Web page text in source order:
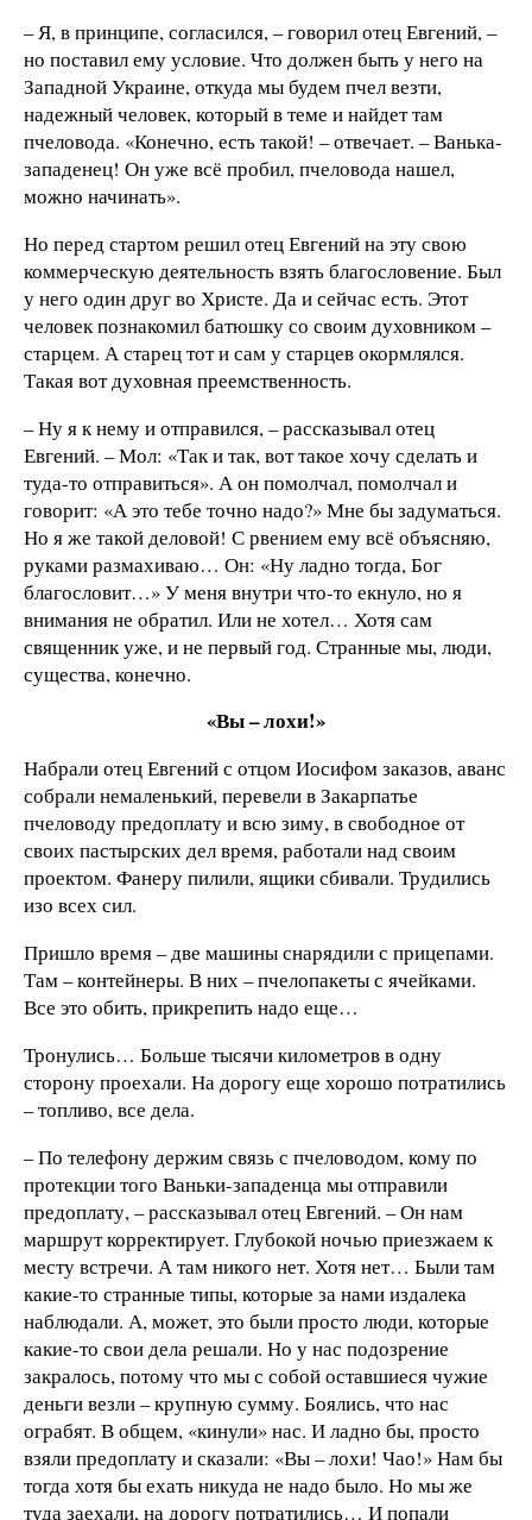
– Я, в принципе, согласился, – говорил отец Евгений, –
но поставил ему условие. Что должен быть у него на
Западной Украине, откуда мы будем пчел везти,
надежный человек, который в теме и найдет там
пчеловода. «Конечно, есть такой! – отвечает. – Ванька-
западенец! Он уже всё пробил, пчеловода нашел,
можно начинать».
Но перед стартом решил отец Евгений на эту свою
коммерческую деятельность взять благословение. Был
у него один друг во Христе. Да и сейчас есть. Этот
человек познакомил батюшку со своим духовником –
старцем. А старец тот и сам у старцев окормлялся.
Такая вот духовная преемственность.
– Ну я к нему и отправился, – рассказывал отец
Евгений. – Мол: «Так и так, вот такое хочу сделать и
туда-то отправиться». А он помолчал, помолчал и
говорит: «А это тебе точно надо?» Мне бы задуматься.
Но я же такой деловой! С рвением ему всё объясняю,
руками размахиваю… Он: «Ну ладно тогда, Бог
благословит…» У меня внутри что-то екнуло, но я
внимания не обратил. Или не хотел… Хотя сам
священник уже, и не первый год. Странные мы, люди,
существа, конечно.
«Вы – лохи!»
Набрали отец Евгений с отцом Иосифом заказов, аванс
собрали немаленький, перевели в Закарпатье
пчеловоду предоплату и всю зиму, в свободное от
своих пастырских дел время, работали над своим
проектом. Фанеру пилили, ящики сбивали. Трудились
изо всех сил.
Пришло время – две машины снарядили с прицепами.
Там – контейнеры. В них – пчелопакеты с ячейками.
Все это обить, прикрепить надо еще…
Тронулись… Больше тысячи километров в одну
сторону проехали. На дорогу еще хорошо потратились
– топливо, все дела.
– По телефону держим связь с пчеловодом, кому по
протекции того Ваньки-западенца мы отправили
предоплату, – рассказывал отец Евгений. – Он нам
маршрут корректирует. Глубокой ночью приезжаем к
месту встречи. А там никого нет. Хотя нет… Были там
какие-то странные типы, которые за нами издалека
наблюдали. А, может, это были просто люди, которые
какие-то свои дела решали. Но у нас подозрение
закралось, потому что мы с собой оставшиеся чужие
деньги везли – крупную сумму. Боялись, что нас
ограбят. В общем, «кинули» нас. И ладно бы, просто
взяли предоплату и сказали: «Вы – лохи! Чао!» Нам бы
тогда хотя бы ехать никуда не надо было. Но мы же
туда заехали, на дорогу потратились… И попали